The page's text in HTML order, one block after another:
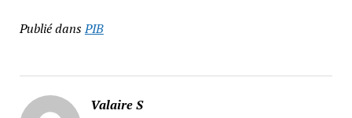
Publié dansPIB
Valaire S